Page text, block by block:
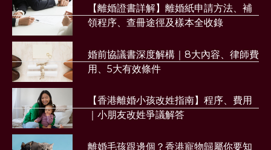
【離婚證書詳解】離婚紙申請方法、補
領程序、查冊途徑及樣本全收錄
婚前協議書深度解構｜8大內容、律師費
用、5大有效條件
【香港離婚小孩改姓指南】程序、費用
｜小朋友改姓爭議解答
離婚毛孩跟邊個？香港寵物歸屬你要知